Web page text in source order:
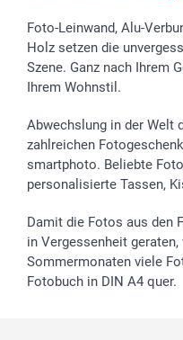
Foto-Leinwand, Alu-
Holz setzen die
Szene. Ganz nach Ihrem
Ihrem Wohnstil.
Abwechslung in der Welt
zahlreichen
smartphoto. Beliebte
personalisierte Tassen,
Damit die Fotos aus den
in Vergessenheit
Sommermonaten viele
Fotobuch in DIN A4 quer.